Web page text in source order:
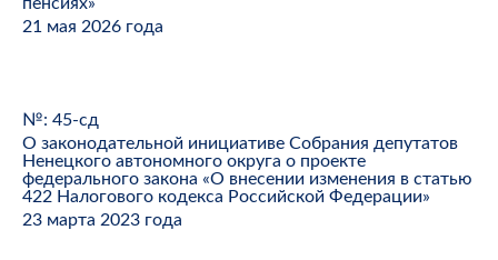
21 мая 2026 года
№: 45-сд
О законодательной инициативе Собрания депутатов
Ненецкого автономного округа о проекте
федерального закона «О внесении изменения в статью
422 Налогового кодекса Российской Федерации»
23 марта 2023 года